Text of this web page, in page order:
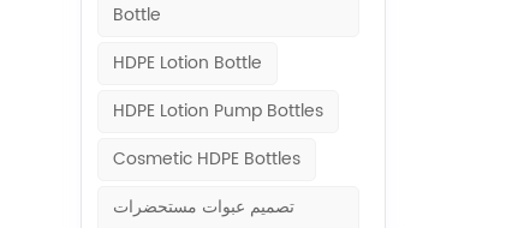
Bottle
HDPE Lotion Bottle
HDPE Lotion Pump Bottles
Cosmetic HDPE Bottles
تصميم عبوات مستحضرات